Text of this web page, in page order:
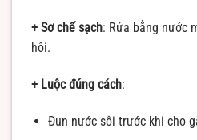
+ Sơ chế sạch: Rửa bằng nước
hôi.
+ Luộc đúng cách:
Đun nước sôi trước khi cho